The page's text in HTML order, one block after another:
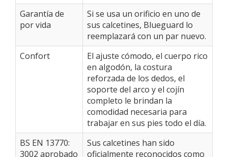
Garantía de
por vida
Si se usa un orificio en uno de
sus calcetines, Blueguard lo
reemplazará con un par nuevo.
Confort
El ajuste cómodo, el cuerpo rico
en algodón, la costura
reforzada de los dedos, el
soporte del arco y el cojín
completo le brindan la
comodidad necesaria para
trabajar en sus pies todo el día.
BS EN 13770:
3002 aprobado
Sus calcetines han sido
oficialmente reconocidos como